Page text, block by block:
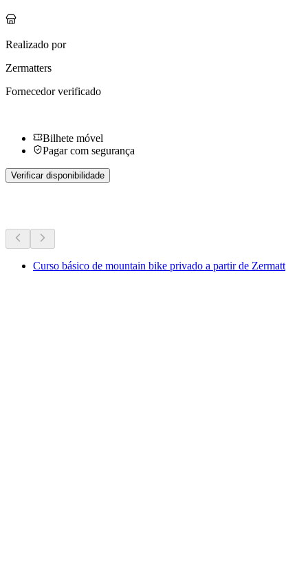
Realizado por
Zermatters
Fornecedor verificado
Bilhete móvel
Pagar com segurança
Verificar disponibilidade
Curso básico de mountain bike privado a partir de Zermatt